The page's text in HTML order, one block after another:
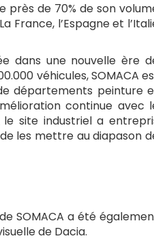
près de 70% de son
France, l’Espagne et
dans une nouvelle ère
véhicules, SOMACA
départements peinture
continue avec
le site industriel a
les mettre au diapason
SOMACA a été
de Dacia.